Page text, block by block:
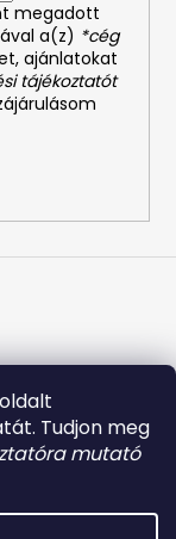
Tudjon meg
mutató
megadott
a(z) *cég
ajánlatokat
tájékoztatót